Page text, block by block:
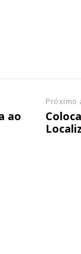
anual
ao
Próximo